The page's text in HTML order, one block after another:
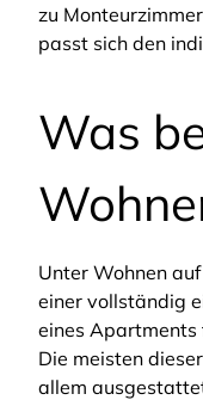
zu
passt sich den
Was
Unter Wohnen
einer vollständig
eines Apartments
Die meisten
allem